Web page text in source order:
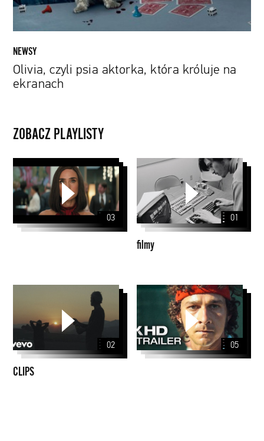
NEWSY
Olivia, czyli psia aktorka, która króluje na
ekranach
ZOBACZ PLAYLISTY
03
filmy
01
filmy
02
CLIPS
05